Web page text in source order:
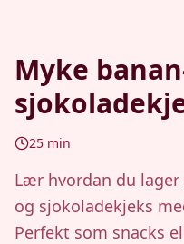
Myke
25 min
Lær hvordan du
og sjokoladekjeks
Perfekt som snacks